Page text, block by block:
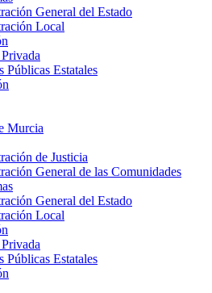
General del Estado
Local
Públicas Estatales
Murcia
de Justicia
General de las Comunidades
General del Estado
Local
Públicas Estatales